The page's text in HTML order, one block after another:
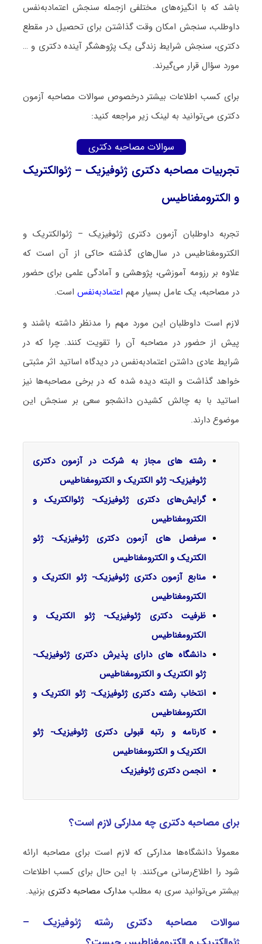
باشد که با انگیزه‌های مختلفی ازجمله سنجش اعتمادبه‌نفس
داوطلب، سنجش امکان وقت گذاشتن برای تحصیل در مقطع
دکتری، سنجش شرایط زندگی یک پژوهشگر آینده دکتری و …
مورد سؤال قرار می‌گیرند.
برای کسب اطلاعات بیشتر درخصوص سوالات مصاحبه آزمون
دکتری می‌توانید به لینک زیر مراجعه کنید:
سوالات مصاحبه دکتری
تجربیات مصاحبه دکتری ژئوفیزیک – ژئوالکتریک
و الکترومغناطیس
تجربه داوطلبان آزمون دکتری ژئوفیزیک – ژئوالکتریک و
الکترومغناطیس در سال‌های گذشته حاکی از آن است که
علاوه بر رزومه آموزشی، پژوهشی و آمادگی علمی برای حضور
در مصاحبه، یک عامل بسیار مهم اعتمادبه‌نفساست.
لازم است داوطلبان این مورد مهم را مدنظر داشته باشند و
پیش از حضور در مصاحبه آن را تقویت کنند. چرا که در
شرایط عادی داشتن اعتمادبه‌نفس در دیدگاه اساتید اثر مثبتی
خواهد گذاشت و البته دیده شده که در برخی مصاحبه‌ها نیز
اساتید با به چالش کشیدن دانشجو سعی بر سنجش این
موضوع دارند.
رشته های مجاز به شرکت در آزمون دکتری
ژئوفیزیک- ژئو الکتریک و الکترومغناطیس
گرایش‌های دکتریژئوفیزیک- ژئوالکتریک و
الکترومغناطیس
سرفصل‌ های آزمون دکتری ژئوفیزیک- ژئو
الکتریک و الکترومغناطیس
منابع آزمون دکتری ژئوفیزیک- ژئو الکتریک و
الکترومغناطیس
ظرفیت دکتری ژئوفیزیک- ژئو الکتریک و
الکترومغناطیس
دانشگاه های دارای پذیرش دکتری ژئوفیزیک-
ژئو الکتریک و الکترومغناطیس
انتخاب رشته دکتری ژئوفیزیک- ژئو الکتریک و
الکترومغناطیس
کارنامه و رتبه قبولی دکتری ژئوفیزیک- ژئو
الکتریک و الکترومغناطیس
انجمن دکتری ژئوفیزیک
برای مصاحبه دکتری چه مدارکی لازم است؟
معمولاً دانشگاه‌ها مدارکی که لازم است برای مصاحبه ارائه
شود را اطلاع‌رسانی می‌کنند. با این حال برای کسب اطلاعات
بیشتر می‌توانید سری به مطلب مدارک مصاحبه دکتری بزنید.
سوالات مصاحبه دکتری رشته ژئوفیزیک –